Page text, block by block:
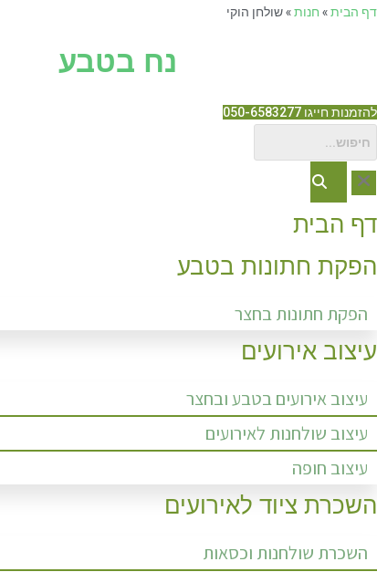
Skip
דף הבית» חנות»שולחן הוקי
נח בטבע
להזמנות חייגו 050-6583277
דף הבית
הפקת חתונות בטבע
הפקת חתונות בחצר
עיצוב אירועים
עיצוב אירועים בטבע ובחצר
עיצוב שולחנות לאירועים
עיצוב חופה
השכרת ציוד לאירועים
השכרת שולחנות וכסאות